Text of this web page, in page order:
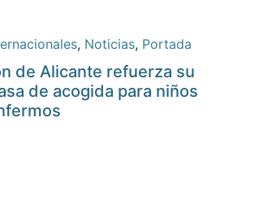
, Noticias, Portada
de Alicante refuerza su
de acogida para niños